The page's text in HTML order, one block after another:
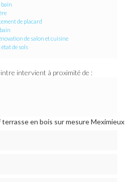
bain
de placard
de salon et cuisine
de sols
intervient à proximité de :
en bois sur mesure Meximieux